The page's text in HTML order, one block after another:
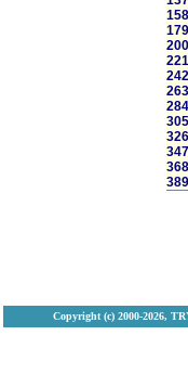
158
179
200
221
242
263
284
305
326
347
368
389
Copyright (с) 2000-2026,